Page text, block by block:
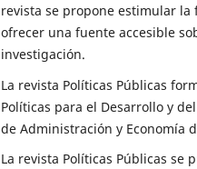
revista se propone estimular
ofrecer una fuente accesible
investigación.
La revista Políticas Públicas
Políticas para el Desarrollo y
de Administración y Economía
La revista Políticas Públicas se